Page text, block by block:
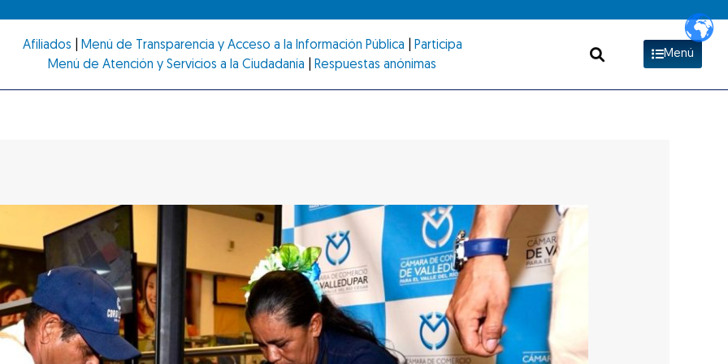
Afiliados Menú de Transparencia y Acceso a la Información Pública
Participa
Menú de Atención y Servicios a la Ciudadanía
Respuestas anónimas
Menú